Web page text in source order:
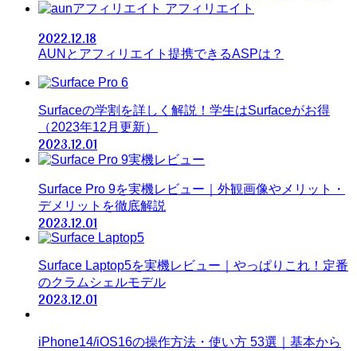
アフィリエイト
2022.12.18
AUNとアフィリエイト提携できるASPは？
Surfaceの学割を詳しく解説！学生はSurfaceがお得
（2023年12月更新）
2023.12.01
Surface Pro 9を実機レビュー｜外観画像やメリット・
デメリットを徹底解説
2023.12.01
Surface Laptop5を実機レビュー｜やっぱりこれ！定番
のクラムシェルモデル
2023.12.01
iPhone14/iOS16の操作方法・使い方 53選｜基本から